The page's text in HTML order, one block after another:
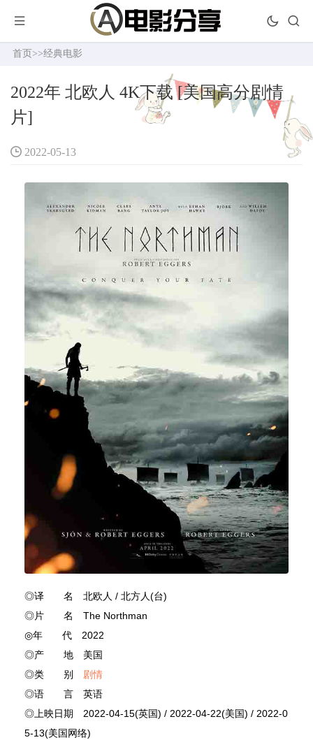
首页 >>经典电影
2022年 北欧人 4K下载 [美国高分剧情
片]
2022-05-13
◎译 名 北欧人 / 北方人(台)
◎片 名 The Northman
◎年 代 2022
◎产 地 美国
◎类 别 剧情
◎语 言 英语
◎上映日期 2022-04-15(英国) / 2022-04-22(美国) / 2022-0
5-13(美国网络)